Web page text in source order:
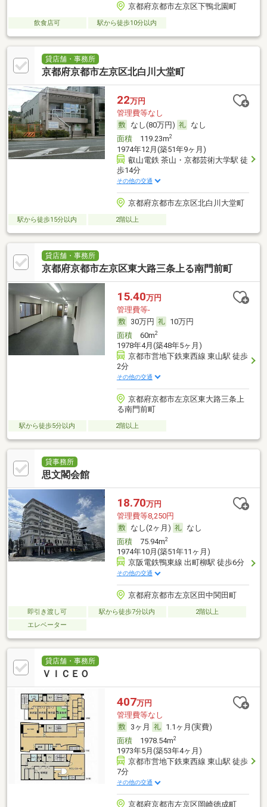
京都府京都市左京区下鴨北園町
飲食店可 駅から徒歩10分以内
貸店舗・事務所
京都府京都市左京区北白川大堂町
22万円
管理費等なし
なし(80万円)
なし
面積119.23m2
1974年12月(築51年9ヶ月)
叡山電鉄 茶山・京都芸術大学駅 徒
歩14分
その他の交通
京都府京都市左京区北白川大堂町
駅から徒歩15分以内 2階以上
貸店舗・事務所
京都府京都市左京区東大路三条上る南門前町
15.40万円
管理費等-
30万円
10万円
面積60m2
1978年4月(築48年5ヶ月)
京都市営地下鉄東西線 東山駅 徒歩
2分
その他の交通
京都府京都市左京区東大路三条上
る南門前町
駅から徒歩5分以内 2階以上
貸事務所
思文閣会館
18.70万円
管理費等8,250円
なし(2ヶ月)
なし
面積75.94m2
1974年10月(築51年11ヶ月)
京阪電鉄鴨東線 出町柳駅 徒歩6分
その他の交通
京都府京都市左京区田中関田町
即引き渡し可 駅から徒歩7分以内
2階以上
エレベーター
貸店舗・事務所
ＶＩＣＥＯ
407万円
管理費等なし
3ヶ月
1.1ヶ月(実費)
面積1978.54m2
1973年5月(築53年4ヶ月)
京都市営地下鉄東西線 東山駅 徒歩
7分
その他の交通
京都府京都市左京区岡崎徳成町